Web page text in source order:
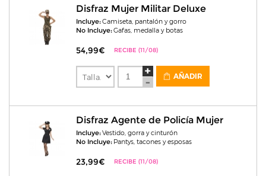
Disfraz Mujer Militar Deluxe
Incluye:Camiseta, pantalón y gorro
No Incluye:Gafas, medalla y botas
54,99€ RECIBE (11/08)
AÑADIR
Disfraz Agente de Policía Mujer
Incluye:Vestido, gorra y cinturón
No Incluye: Pantys, tacones y esposas
23,99€ RECIBE (11/08)